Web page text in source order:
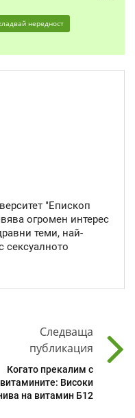
нередност
"Епископ
огромен интерес
теми, най-
сексуалното
Следваща
публикация
Когато прекалим с
витамините: Високи
на витамин Б12